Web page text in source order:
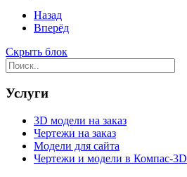
Назад
Вперёд
Скрыть блок
Услуги
3D модели на заказ
Чертежи на заказ
Модели для сайта
Чертежи и модели в Компас-3D